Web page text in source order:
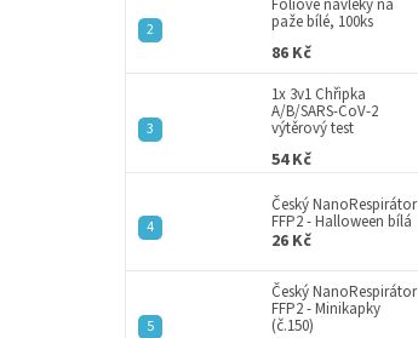
paže bílé, 100ks
86 Kč
1x 3v1 Chřipka
A/B/SARS-CoV-2
výtěrový test
54 Kč
Český NanoRespirátor
FFP2 - Halloween bílá
26 Kč
Český NanoRespirátor
FFP2 - Minikapky
(č.150)